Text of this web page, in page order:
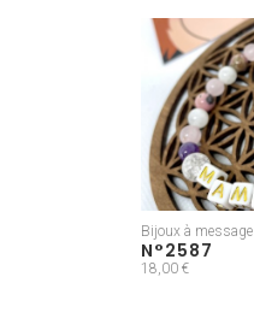
Bijoux à message
N°2587
18,00 €